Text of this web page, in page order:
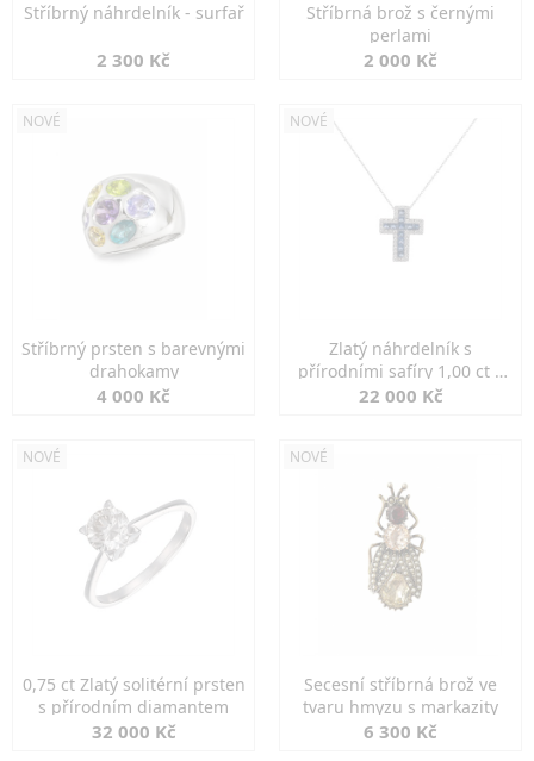
Stříbrný náhrdelník - surfař
2 300 Kč
Stříbrná brož s černými
perlami
2 000 Kč
NOVÉ
Stříbrný prsten s barevnými
drahokamy
4 000 Kč
NOVÉ
Zlatý náhrdelník s
přírodními safíry 1,00 ct a
diamanty
22 000 Kč
NOVÉ
0,75 ct Zlatý solitérní prsten
s přírodním diamantem
32 000 Kč
NOVÉ
Secesní stříbrná brož ve
tvaru hmyzu s markazity
6 300 Kč